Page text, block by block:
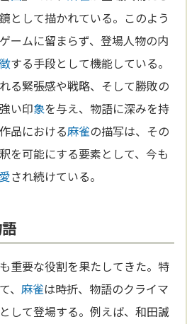
として描かれている。このよう
ームに留まらず、登場人物の内
する手段として機能している。
る緊張感や戦略、そして勝敗の
い印象を与え、物語に深みを持
作品における麻雀の描写は、その
を可能にする要素として、今も
愛され続けている。
重要な役割を果たしてきた。特
、麻雀は時折、物語のクライマ
として登場する。例えば、和田誠